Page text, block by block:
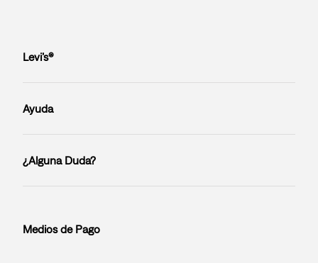
Levi’s®
Ayuda
¿Alguna Duda?
Medios de Pago